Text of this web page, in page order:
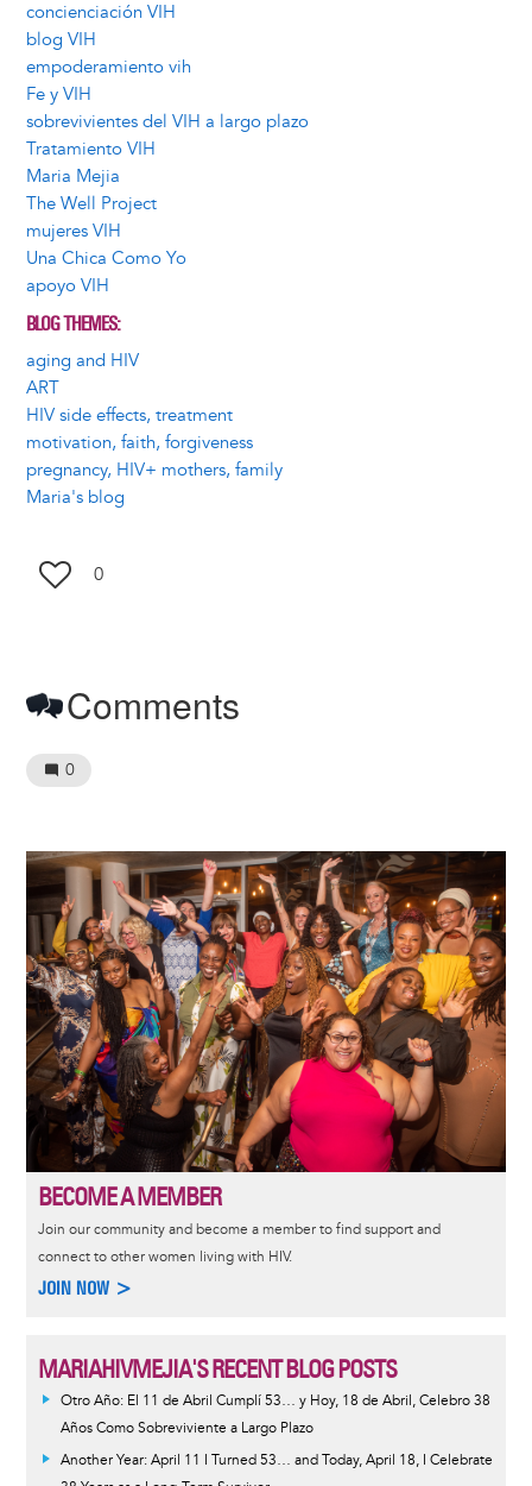
concienciación VIH
blog VIH
empoderamiento vih
Fe y VIH
sobrevivientes del VIH a largo plazo
Tratamiento VIH
Maria Mejia
The Well Project
mujeres VIH
Una Chica Como Yo
apoyo VIH
BLOG THEMES
aging and HIV
ART
HIV side effects, treatment
motivation, faith, forgiveness
pregnancy, HIV+ mothers, family
Maria's blog
0
Comments
0
Image
BECOME A MEMBER
Join our community and become a member to find support and
connect to other women living with HIV.
JOIN NOW >
MARIAHIVMEJIA'S RECENT BLOG POSTS
Otro Año: El 11 de Abril Cumplí 53… y Hoy, 18 de Abril, Celebro 38
Años Como Sobreviviente a Largo Plazo
Another Year: April 11 I Turned 53… and Today, April 18, I Celebrate